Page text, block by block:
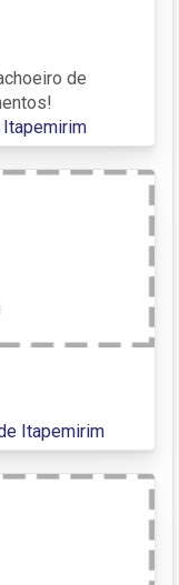
de
Itapemirim
Itapemirim